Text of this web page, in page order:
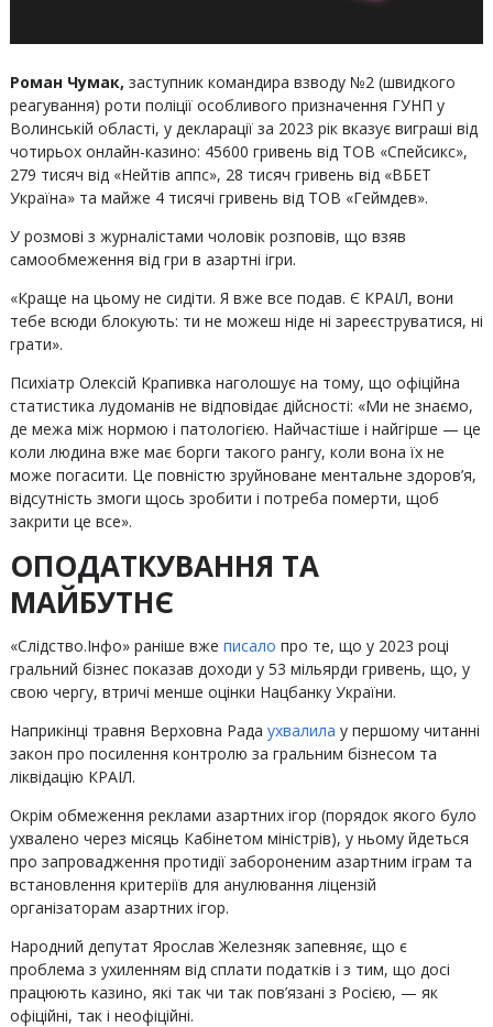
Роман Чумак, заступник командира взводу №2 (швидкого
реагування) роти поліції особливого призначення ГУНП у
Волинській області, у декларації за 2023 рік вказує виграші від
чотирьох онлайн-казино: 45600 гривень від ТОВ «Спейсикс»,
279 тисяч від «Нейтів аппс», 28 тисяч гривень від «ВБЕТ
Україна» та майже 4 тисячі гривень від ТОВ «Геймдев».
У розмові з журналістами чоловік розповів, що взяв
самообмеження від гри в азартні ігри.
«Краще на цьому не сидіти. Я вже все подав. Є КРАІЛ, вони
тебе всюди блокують: ти не можеш ніде ні зареєструватися, ні
грати».
Психіатр Олексій Крапивка наголошує на тому, що офіційна
статистика лудоманів не відповідає дійсності: «Ми не знаємо,
де межа між нормою і патологією. Найчастіше і найгірше — це
коли людина вже має борги такого рангу, коли вона їх не
може погасити. Це повністю зруйноване ментальне здоров’я,
відсутність змоги щось зробити і потреба померти, щоб
закрити це все».
ОПОДАТКУВАННЯ ТА
МАЙБУТНЄ
«Слідство.Інфо» раніше вже писало про те, що у 2023 році
гральний бізнес показав доходи у 53 мільярди гривень, що, у
свою чергу, втричі менше оцінки Нацбанку України.
Наприкінці травня Верховна Рада ухвалила у першому читанні
закон про посилення контролю за гральним бізнесом та
ліквідацію КРАІЛ.
Окрім обмеження реклами азартних ігор (порядок якого було
ухвалено через місяць Кабінетом міністрів), у ньому йдеться
про запровадження протидії забороненим азартним іграм та
встановлення критеріїв для анулювання ліцензій
організаторам азартних ігор.
Народний депутат Ярослав Железняк запевняє, що є
проблема з ухиленням від сплати податків і з тим, що досі
працюють казино, які так чи так пов’язані з Росією, — як
офіційні, так і неофіційні.